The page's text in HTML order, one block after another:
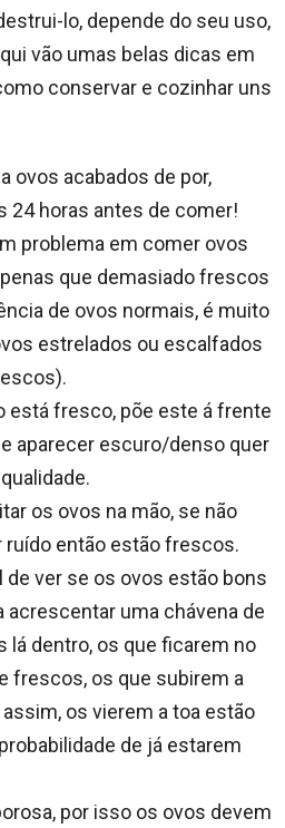
lo, depende do seu uso,
vão umas belas dicas em
conservar e cozinhar uns
ovos acabados de por,
24 horas antes de comer!
problema em comer ovos
que demasiado frescos
de ovos normais, é muito
estrelados ou escalfados
está fresco, põe este á frente
aparecer escuro/denso quer
os ovos na mão, se não
ruído então estão frescos.
de ver se os ovos estão bons
acrescentar uma chávena de
lá dentro, os que ficarem no
frescos, os que subirem a
os vierem a toa estão
de já estarem
por isso os ovos devem